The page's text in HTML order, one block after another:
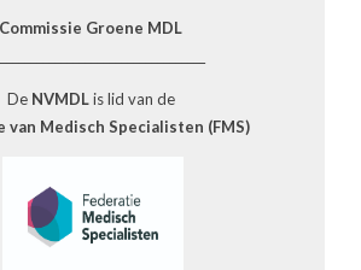
Commissie Groene MDL
De NVMDLis lid van de
van Medisch Specialisten (FMS)